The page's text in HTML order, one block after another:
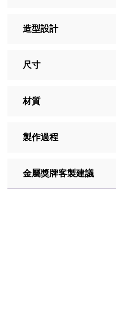
造型設計
尺寸
材質
製作過程
金屬獎牌客製建議